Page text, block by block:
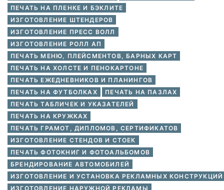
ПЕЧАТЬ НА ПЛЕНКЕ И БЭКЛИТЕ
ИЗГОТОВЛЕНИЕ ШТЕНДЕРОВ
ИЗГОТОВЛЕНИЕ ПРЕСС ВОЛЛ
ИЗГОТОВЛЕНИЕ РОЛЛ АП
ПЕЧАТЬ МЕНЮ, ПЛЕЙСМЕНТОВ, БАРНЫХ КАРТ
ПЕЧАТЬ НА ХОЛСТЕ И ПЕНОКАРТОНЕ
ПЕЧАТЬ ЕЖЕДНЕВНИКОВ И ПЛАНИНГОВ
ПЕЧАТЬ НА ФУТБОЛКАХ
ПЕЧАТЬ НА ПАЗЛАХ
ПЕЧАТЬ ТАБЛИЧЕК И УКАЗАТЕЛЕЙ
ПЕЧАТЬ НА КРУЖКАХ
ПЕЧАТЬ ГРАМОТ, ДИПЛОМОВ, СЕРТИФИКАТОВ
ИЗГОТОВЛЕНИЕ СТЕНДОВ И СТОЕК
ПЕЧАТЬ ФОТОКНИГ И ФОТОАЛЬБОМОВ
БРЕНДИРОВАНИЕ АВТОМОБИЛЕЙ
ИЗГОТОВЛЕНИЕ И УСТАНОВКА РЕКЛАМНЫХ КОНСТРУКЦИЙ
ИЗГОТОВЛЕНИЕ НАРУЖНОЙ РЕКЛАМЫ